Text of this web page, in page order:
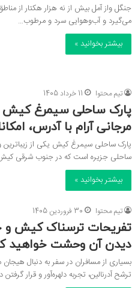
جنگل واز آمل بیش از نه هزار هکتار از
می‌گیرد و آب‌وهوایی سرد و مرطوب…
بیشتر بخوانید »
تیم محتوا 11 خرداد 1405
پارک ساحلی سیمرغ
مرجانی آرام با آدرس،
پارک ساحلی سیمرغ کیش یکی از زیباترین
ساحلی جزیره است که در جنوب شرقی
بیشتر بخوانید »
تیم محتوا 30 فروردین 1405
تفریحات ترسناک کیش و
دیدن آن وحشت خواهید
بسیاری از مسافران در سفر به دنبال هیجان
ترشح آدرنالین، تجربه دلهره‌آور و قرار گرفتن